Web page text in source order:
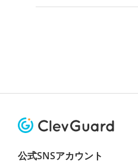
公式SNSアカウント